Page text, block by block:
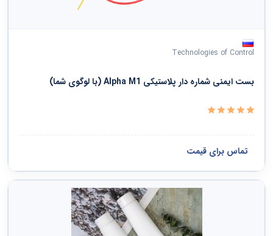
دفاع ملی و نظم عمومی و امنیت و حفاظت
خدمات سیاسی و اجتماعی
مشاهده همه ›
Technologies of Control
بست ایمنی شماره دار پلاستیکی Alpha M1 (با لوگوی شما)
تماس برای قیمت